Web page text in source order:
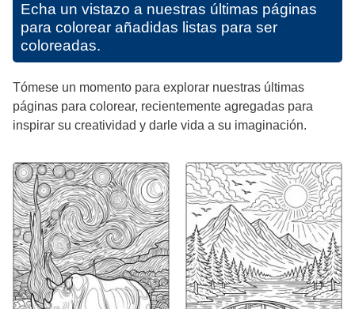
Echa un vistazo a nuestras últimas páginas
para colorear añadidas listas para ser
coloreadas.
Tómese un momento para explorar nuestras últimas
páginas para colorear, recientemente agregadas para
inspirar su creatividad y darle vida a su imaginación.